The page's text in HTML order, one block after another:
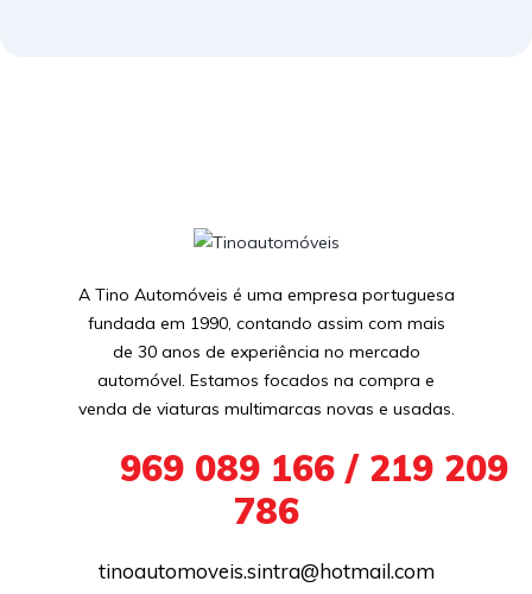
A Tino Automóveis é uma empresa portuguesa
fundada em 1990, contando assim com mais
de 30 anos de experiência no mercado
automóvel. Estamos focados na compra e
venda de viaturas multimarcas novas e usadas.
969 089 166 / 219 209
786
tinoautomoveis.sintra@hotmail.com